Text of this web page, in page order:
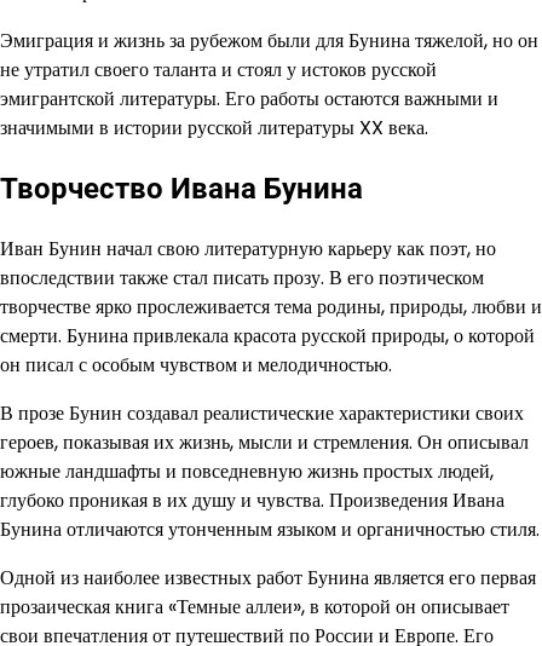
Эмиграция и жизнь за рубежом были для Бунина тяжелой, но он
не утратил своего таланта и стоял у истоков русской
эмигрантской литературы. Его работы остаются важными и
значимыми в истории русской литературы XX века.
Творчество Ивана Бунина
Иван Бунин начал свою литературную карьеру как поэт, но
впоследствии также стал писать прозу. В его поэтическом
творчестве ярко прослеживается тема родины, природы, любви и
смерти. Бунина привлекала красота русской природы, о которой
он писал с особым чувством и мелодичностью.
В прозе Бунин создавал реалистические характеристики своих
героев, показывая их жизнь, мысли и стремления. Он описывал
южные ландшафты и повседневную жизнь простых людей,
глубоко проникая в их душу и чувства. Произведения Ивана
Бунина отличаются утонченным языком и органичностью стиля.
Одной из наиболее известных работ Бунина является его первая
прозаическая книга «Темные аллеи», в которой он описывает
свои впечатления от путешествий по России и Европе. Его